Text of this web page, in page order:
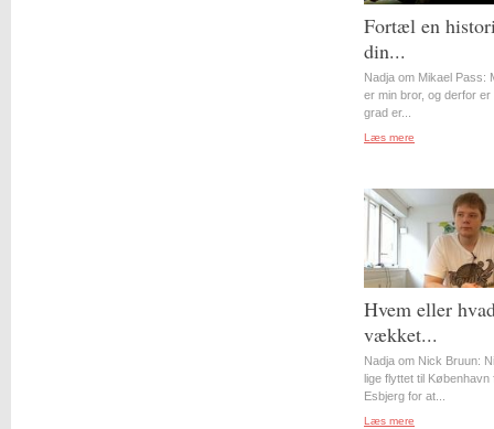
Fortæl en
din...
Nadja om Mikael Pass:
er min bror, og derfor er
grad er...
Læs mere
Hvem eller
vækket...
Nadja om Nick Bruun:
lige flyttet til København
Esbjerg for at...
Læs mere